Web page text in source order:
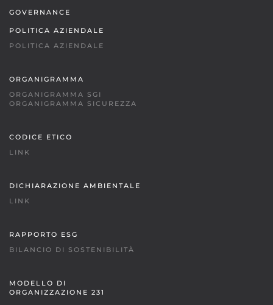
GOVERNANCE
POLITICA AZIENDALE
POLITICA AZIENDALE
ORGANIGRAMMA
ORGANIGRAMMA SGI
ORGANIGRAMMA SICUREZZA
CODICE ETICO
LINK
DICHIARAZIONE AMBIENTALE
LINK
RAPPORTO ESG
BILANCIO DI SOSTENIBILITÀ
MODELLO DI
ORGANIZZAZIONE 231